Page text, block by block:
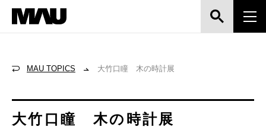
MAU TOPICS 大竹口瞳 木の時計展
大竹口瞳 木の時計展